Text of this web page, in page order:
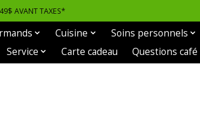
AVANT TAXES*
Cuisine Soins personnels
Service
Carte cadeau Questions café